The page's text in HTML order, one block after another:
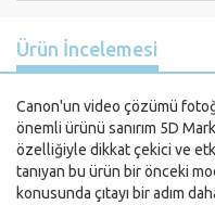
Ürün İncelemesi
Canon'un video çözümü
önemli ürünü sanırım 5D
özelliğiyle dikkat çekici ve
tanıyan bu ürün bir önceki
konusunda çıtayı bir adım